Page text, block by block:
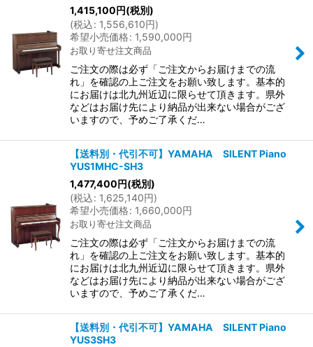
1,415,100 円(税別)
(税込: 1,556,610円)
希望小売価格: 1,590,000円
お取り寄せ注文商品
ご注文の際は必ず「ご注文からお届けまでの流
れ」を確認の上ご注文をお願い致します。基本的
にお届けは北九州近辺に限らせて頂きます。県外
などはお届け先により納品が出来ない場合がござ
いますので、予めご了承くだ…
【送料別・代引不可】YAMAHA SILENT Piano
YUS1MHC-SH3
1,477,400 円(税別)
(税込: 1,625,140円)
希望小売価格: 1,660,000円
お取り寄せ注文商品
ご注文の際は必ず「ご注文からお届けまでの流
れ」を確認の上ご注文をお願い致します。基本的
にお届けは北九州近辺に限らせて頂きます。県外
などはお届け先により納品が出来ない場合がござ
いますので、予めご了承くだ…
【送料別・代引不可】YAMAHA SILENT Piano
YUS3SH3